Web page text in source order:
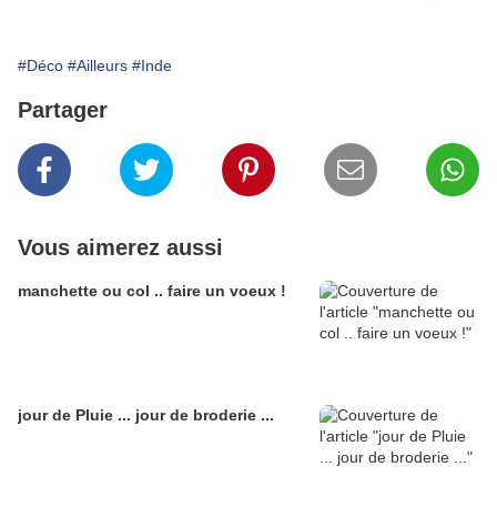
#Déco #Ailleurs #Inde
Partager
Vous aimerez aussi
manchette ou col .. faire un voeux !
jour de Pluie ... jour de broderie ...